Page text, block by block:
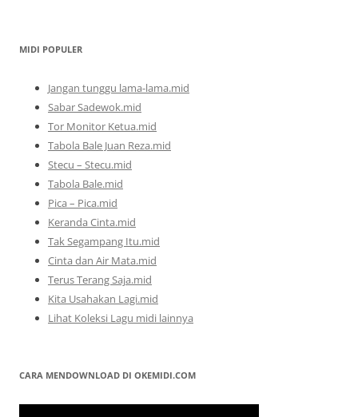
MIDI POPULER
Jangan tunggu lama-lama.mid
Sabar Sadewok.mid
Tor Monitor Ketua.mid
Tabola Bale Juan Reza.mid
Stecu – Stecu.mid
Tabola Bale.mid
Pica – Pica.mid
Keranda Cinta.mid
Tak Segampang Itu.mid
Cinta dan Air Mata.mid
Terus Terang Saja.mid
Kita Usahakan Lagi.mid
Lihat Koleksi Lagu midi lainnya
CARA MENDOWNLOAD DI OKEMIDI.COM